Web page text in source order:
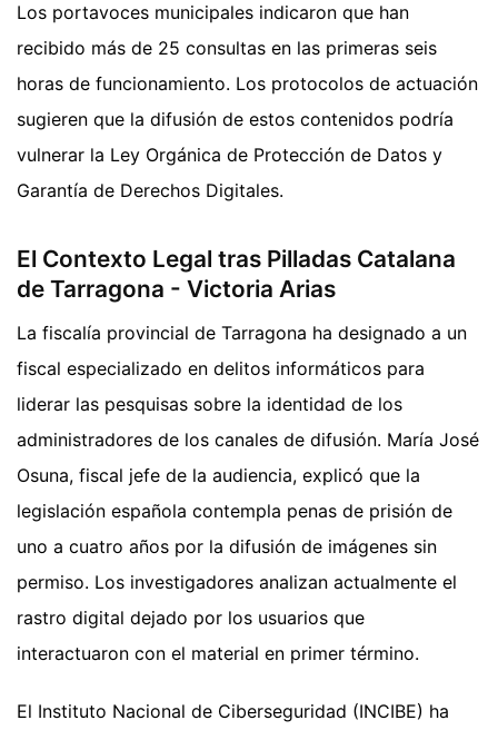
Los portavoces municipales indicaron que han
recibido más de 25 consultas en las primeras seis
horas de funcionamiento. Los protocolos de actuación
sugieren que la difusión de estos contenidos podría
vulnerar la Ley Orgánica de Protección de Datos y
Garantía de Derechos Digitales.
El Contexto Legal tras Pilladas Catalana
de Tarragona - Victoria Arias
La fiscalía provincial de Tarragona ha designado a un
fiscal especializado en delitos informáticos para
liderar las pesquisas sobre la identidad de los
administradores de los canales de difusión. María José
Osuna, fiscal jefe de la audiencia, explicó que la
legislación española contempla penas de prisión de
uno a cuatro años por la difusión de imágenes sin
permiso. Los investigadores analizan actualmente el
rastro digital dejado por los usuarios que
interactuaron con el material en primer término.
El Instituto Nacional de Ciberseguridad (INCIBE) ha